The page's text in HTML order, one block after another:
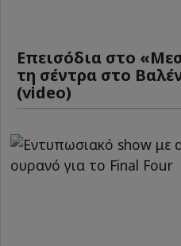
Επεισόδια στο
τη σέντρα στο
(video)